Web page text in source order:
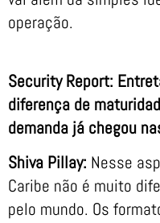
operação.
Security Report:
diferença de
demanda já chegou
Shiva Pillay: Nesse
Caribe não é muito
pelo mundo. Os